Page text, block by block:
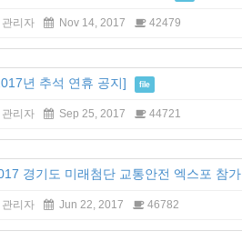
관리자 Nov 14, 2017 42479
년 추석 연휴 공지] file
관리자 Sep 25, 2017 44721
경기도 미래첨단 교통안전 엑스포 참가
관리자 Jun 22, 2017 46782